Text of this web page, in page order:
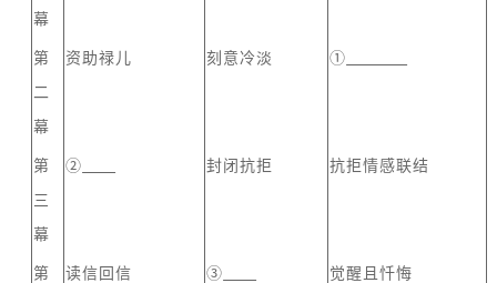
幕
第
二
幕
资助禄儿 刻意冷淡 ①
第
三
幕
② 封闭抗拒 抗拒情感联结
第 读信回信 ③ 觉醒且忏悔